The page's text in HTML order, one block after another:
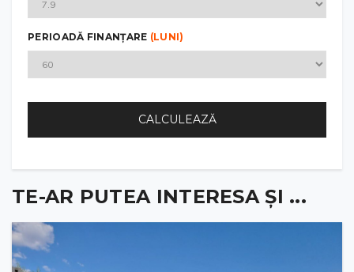
PERIOADĂ FINANȚARE (LUNI)
CALCULEAZĂ
TE-AR PUTEA INTERESA ȘI ...